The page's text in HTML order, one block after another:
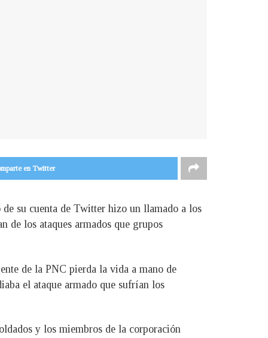
en Twitter
su cuenta de Twitter hizo un llamado a los
de los ataques armados que grupos
de la PNC pierda la vida a mano de
el ataque armado que sufrían los
y los miembros de la corporación